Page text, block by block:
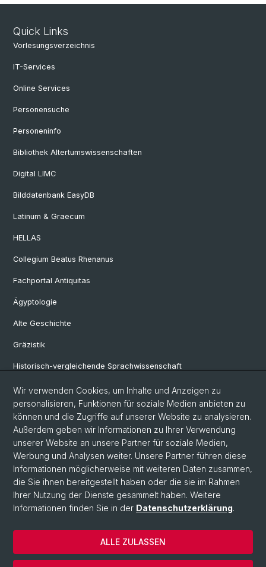
Quick Links
Vorlesungsverzeichnis
IT-Services
Online Services
Personensuche
Personeninfo
Bibliothek Altertumswissenschaften
Digital LIMC
Bilddatenbank EasyDB
Latinum & Graecum
HELLAS
Collegium Beatus Rhenanus
Fachportal Antiquitas
Ägyptologie
Alte Geschichte
Gräzistik
Historisch-vergleichende Sprachwissenschaft
Klassische Archäologie
Latinistik
Ur- und Frühgeschichtliche und Provinzialrömische Archäologie
Vindonissa-Professur
© Universität Basel
Philosophisch-Historische Fakultät
Home
Datenschutzerklärung
Wir verwenden Cookies, um Inhalte und Anzeigen zu
personalisieren, Funktionen für soziale Medien anbieten zu
können und die Zugriffe auf unserer Website zu analysieren.
Außerdem geben wir Informationen zu Ihrer Verwendung
unserer Website an unsere Partner für soziale Medien,
Werbung und Analysen weiter. Unsere Partner führen diese
Informationen möglicherweise mit weiteren Daten zusammen,
die Sie ihnen bereitgestellt haben oder die sie im Rahmen
Ihrer Nutzung der Dienste gesammelt haben. Weitere
Informationen finden Sie in der Datenschutzerklärung.
ALLE ZULASSEN